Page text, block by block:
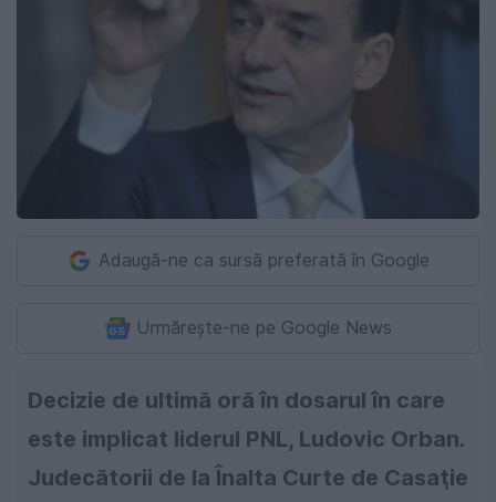
Adaugă-ne ca sursă preferată în Google
Urmărește-ne pe Google News
Decizie de ultimă oră în dosarul în care
este implicat liderul PNL, Ludovic Orban.
Judecătorii de la Înalta Curte de Casaţie